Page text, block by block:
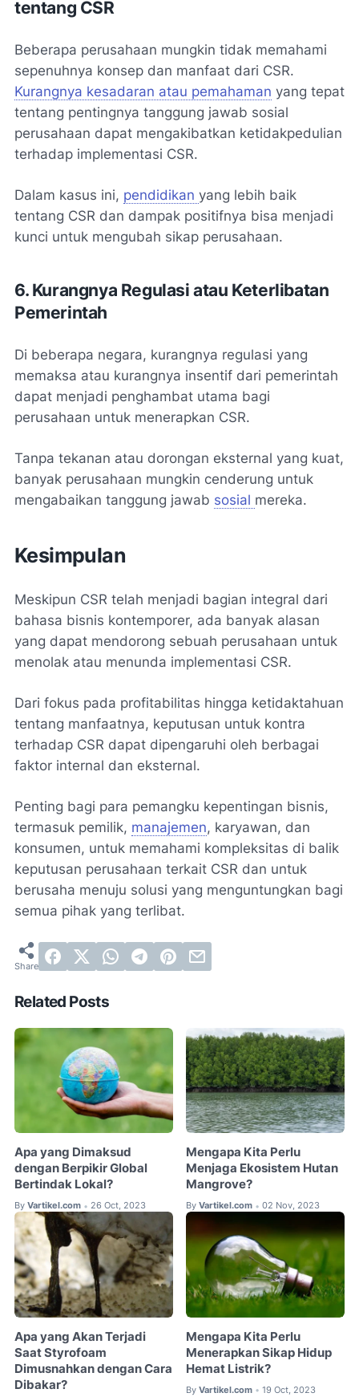
tentang CSR
Beberapa perusahaan mungkin tidak memahami
sepenuhnya konsep dan manfaat dari CSR.
Kurangnya kesadaran atau pemahaman yang tepat
tentang pentingnya tanggung jawab sosial
perusahaan dapat mengakibatkan ketidakpedulian
terhadap implementasi CSR.
Dalam kasus ini, pendidikan yang lebih baik
tentang CSR dan dampak positifnya bisa menjadi
kunci untuk mengubah sikap perusahaan.
6. Kurangnya Regulasi atau Keterlibatan
Pemerintah
Di beberapa negara, kurangnya regulasi yang
memaksa atau kurangnya insentif dari pemerintah
dapat menjadi penghambat utama bagi
perusahaan untuk menerapkan CSR.
Tanpa tekanan atau dorongan eksternal yang kuat,
banyak perusahaan mungkin cenderung untuk
mengabaikan tanggung jawab sosial mereka.
Kesimpulan
Meskipun CSR telah menjadi bagian integral dari
bahasa bisnis kontemporer, ada banyak alasan
yang dapat mendorong sebuah perusahaan untuk
menolak atau menunda implementasi CSR.
Dari fokus pada profitabilitas hingga ketidaktahuan
tentang manfaatnya, keputusan untuk kontra
terhadap CSR dapat dipengaruhi oleh berbagai
faktor internal dan eksternal.
Penting bagi para pemangku kepentingan bisnis,
termasuk pemilik, manajemen, karyawan, dan
konsumen, untuk memahami kompleksitas di balik
keputusan perusahaan terkait CSR dan untuk
berusaha menuju solusi yang menguntungkan bagi
semua pihak yang terlibat.
Related Posts
Apa yang Dimaksud
dengan Berpikir Global
Bertindak Lokal?
By Vartikel.com • 26 Oct, 2023
Mengapa Kita Perlu
Menjaga Ekosistem Hutan
Mangrove?
By Vartikel.com • 02 Nov, 2023
Apa yang Akan Terjadi
Saat Styrofoam
Dimusnahkan dengan Cara
Dibakar?
Mengapa Kita Perlu
Menerapkan Sikap Hidup
Hemat Listrik?
By Vartikel.com • 19 Oct, 2023